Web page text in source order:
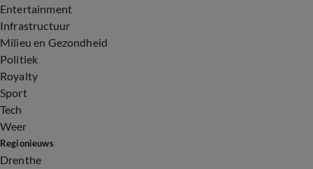
Entertainment
Infrastructuur
Milieu en Gezondheid
Politiek
Royalty
Sport
Tech
Weer
Regionieuws
Drenthe